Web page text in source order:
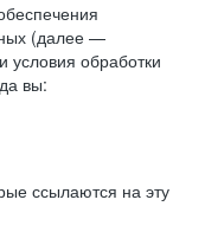
(далее —
условия обработки
вы:
ссылаются на эту